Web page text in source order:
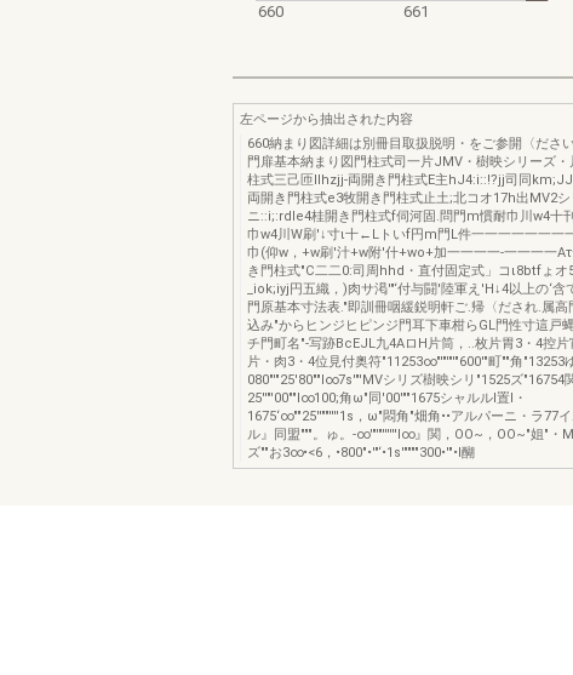
660 661
左ページから抽出された内容
660納まり図詳細は別冊目取扱脱明・をご参開〈ださ
門扉基本納まり図門柱式司一片JMV・樹映シリーズ・
柱式三己匝Ilhzjj-両開き門柱式E主hJ4:i::!?jj司同
両開き門柱式e3牧開き門柱式止土;北コオ17h出MV2
ニ::i;:rdle4桂開き門柱式f伺河固.問門m慣耐巾川w4十
巾w4川W刷'↓寸ι十←Lトいf円m門L件一一一一一一一
巾(仰w，+w刷'汁+w附'什+wο+加一一一一-一一一一Aτ
き門柱式"C二二0:司周hhd・直付固定式」コι8btfょオ
_iok;iyj円五織，)肉サ渇'"‘付与闘'陸軍え'H↓4以上の‘含
門原基本寸法表."即訓冊咽緩鋭明軒ご.帰〈だされ.属高
込み"からヒンジヒピンジ門耳下車柑らGL門性寸這戸
チ門町名"-写跡BcEJL九4AロH片筒，..枚片胃3・4控片
片・肉3・4位見付奥符"11253∞"'"'"'"600'"町""角"13253
080"'"25'80""l∞7s'"'MVシリズ樹映シリ"1525ズ"16754
25''"'00""l∞100;角ω"同'00'""1675シャルルl置l・
1675‘∞""25''""''''1s，ω"悶角"畑角••アルパーニ・ラ77
ル』同盟"""。ゅ。-∞'"'"''''''l∞』関，OO~，OO~"姐"・
ズ""お3∞•<6，•800"•'"‘•1s'""""300•'"•l醐